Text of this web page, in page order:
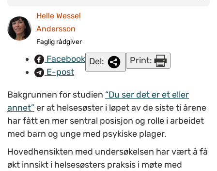
www.colourbox.no
Helle Wessel
Andersson
Faglig rådgiver
Facebook
E-post
Del: Print:
Bakgrunnen for studien “Du ser det er et eller
annet” er at helsesøster i løpet av de siste ti årene
har fått en mer sentral posisjon og rolle i arbeidet
med barn og unge med psykiske plager.
Hovedhensikten med undersøkelsen har vært å få
økt innsikt i helsesøsters praksis i møte med